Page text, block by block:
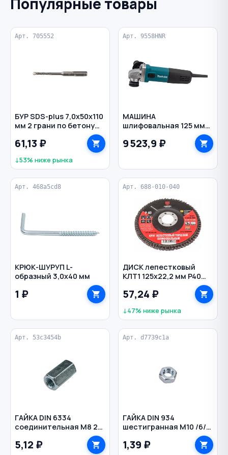
Арт. 705552
БУР SDS-plus 7,0х50х110
мм 2 грани по бетону
61,13 ₽
↓53% ниже рынка
Арт. 9558HNR
МАШИНА
шлифовальная 125 мм
угловая 9558HNR
9 523,9 ₽
Арт. 468a5cd8
КРЮК-ШУРУП L-
образный 3,0х40 мм
1 ₽
Арт. 688-010-040
ДИСК лепестковый
КЛТ1 125х22,2 мм P40
HEADROCK
57,24 ₽
↓47% ниже рынка
Арт. 53c3454b
ГАЙКА DIN 6334
соединительная M8 25
5,12 ₽
Арт. d7739c1a
ГАЙКА DIN 934
шестигранная M10 /6/
1,39 ₽